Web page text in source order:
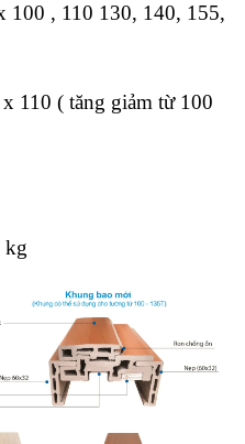
100 , 110 130, 140, 155,
110 ( tăng giảm từ 100
kg